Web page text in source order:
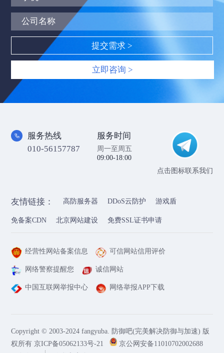
立即咨询 >
服务热线
010-56157787
服务时间
周一至周五
09:00-18:00
点击图标联系我们
友情链接： 高防服务器 DDoS云防护 游戏盾
免备案CDN 北京网站建设 免费SSL证书申请
经营性网站备案信息 可信网站信用评价
网络警察提醒您 诚信网站
中国互联网举报中心 网络举报APP下载
Copyright © 2003-2024 fangyuba. 防御吧(完美解决防御与加速) 版
权所有京ICP备05062133号-21
京公网安备11010702002688